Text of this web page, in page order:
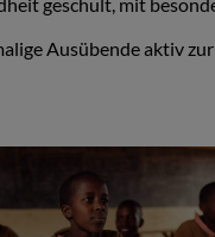
Ausübende aktiv